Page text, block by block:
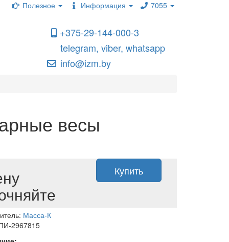
Полезное Информация 7055
+375-29-144-000-3
telegram, viber, whatsapp
info@izm.by
весы
Купить
Масса-К
2967815